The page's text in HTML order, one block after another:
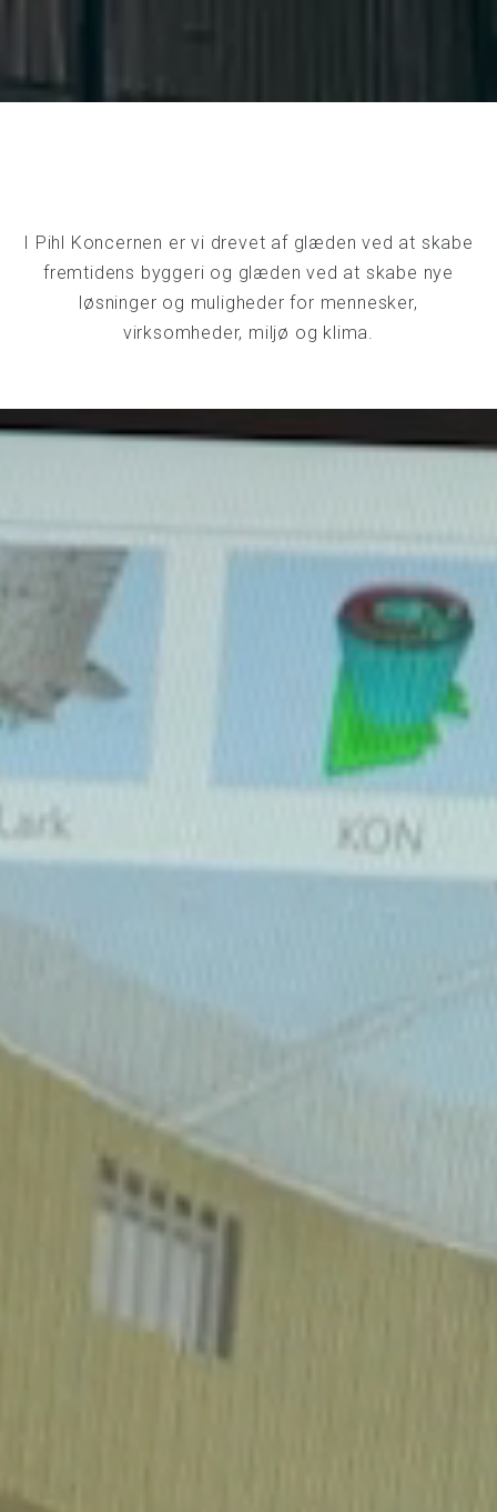
I Pihl Koncernen er vi drevet af glæden ved at skabe
fremtidens byggeri og glæden ved at skabe nye
løsninger og muligheder for mennesker,
virksomheder, miljø og klima.